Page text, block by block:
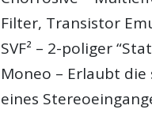
Filter, Transistor
SVF² – 2-poliger
Moneo – Erlaubt
eines